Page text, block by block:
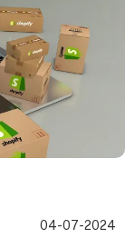
04-07-2024